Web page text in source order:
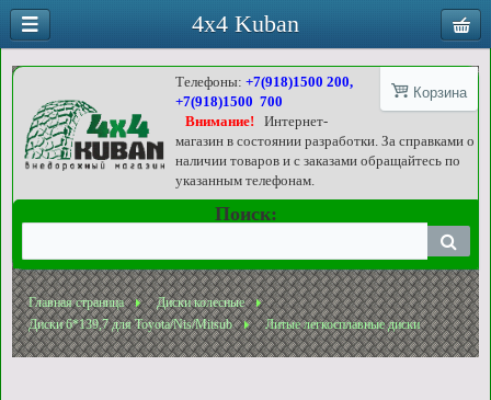
Корзина
Телефоны:+7(918)1500 200,
+7(918)1500 700
Внимание!
Интернет-
магазин в состоянии разработки. За справками о
наличии товаров и с заказами обращайтесь по
указанным телефонам.
Поиск:
Главная страница
Диски колесные
Диски 6*139,7 для Toyota/Nis/Mitsub
Литые легкосплавные диски
4x4 Kuban